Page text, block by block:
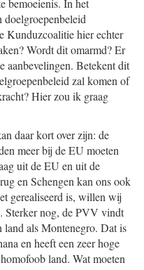
bemoeienis. In het
doelgroepenbeleid
Kunduzcoalitie hier echter
Wordt dit omarmd? Er
aanbevelingen. Betekent dit
zal komen of
Hier zou ik graag
daar kort over zijn: de
meer bij de EU moeten
uit de EU en uit de
en Schengen kan ons ook
gerealiseerd is, willen wij
Sterker nog, de PVV vindt
land als Montenegro. Dat is
en heeft een zeer hoge
land. Wat moeten